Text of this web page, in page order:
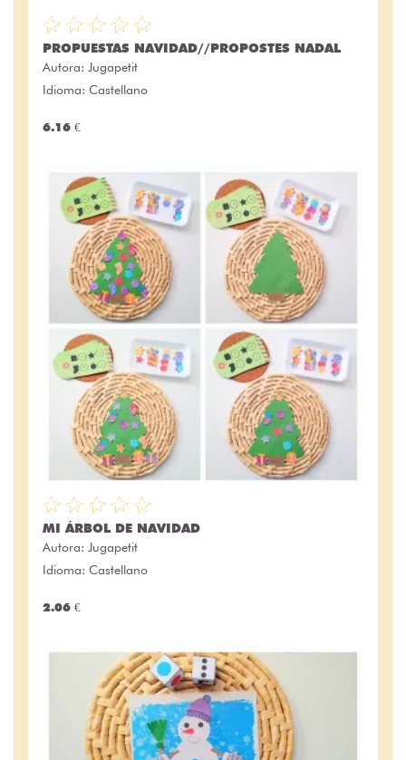
PROPUESTAS NAVIDAD//PROPOSTES NADAL
Autora: Jugapetit
Idioma: Castellano
6.16 €
MI ÁRBOL DE NAVIDAD
Autora: Jugapetit
Idioma: Castellano
2.06 €